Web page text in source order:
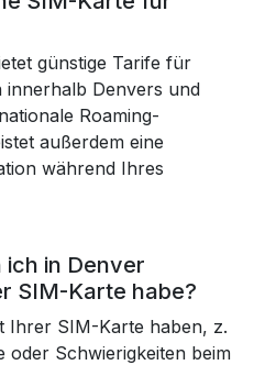
günstige Tarife für
Denvers und
Roaming-
außerdem eine
während Ihres
ich in Denver
SIM-Karte habe?
Ihrer SIM-Karte haben, z.
oder Schwierigkeiten beim